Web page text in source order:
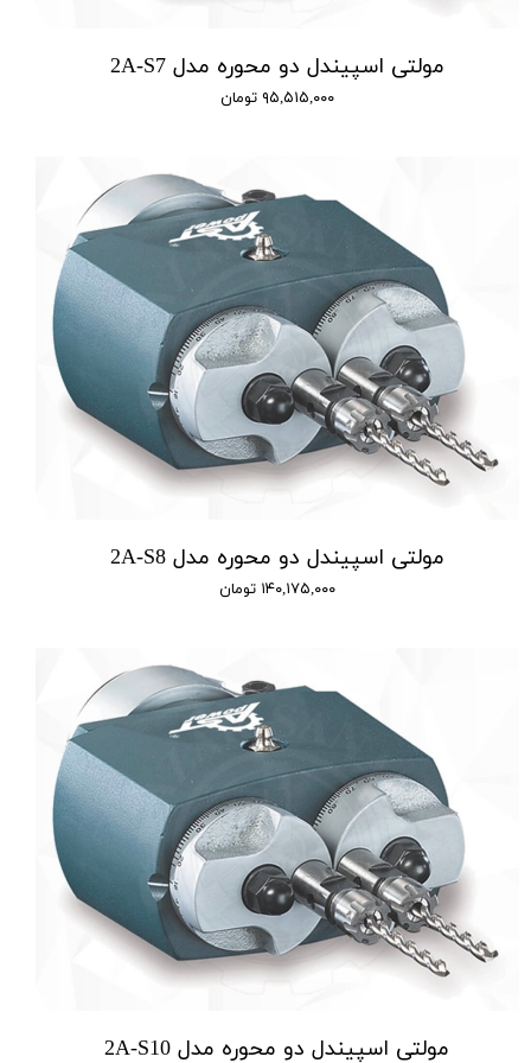
مولتی اسپیندل دو محوره مدل 2A-S7
۹۵,۵۱۵,۰۰۰ تومان
مولتی اسپیندل دو محوره مدل 2A-S8
۱۴۰,۱۷۵,۰۰۰ تومان
مولتی اسپیندل دو محوره مدل 2A-S10